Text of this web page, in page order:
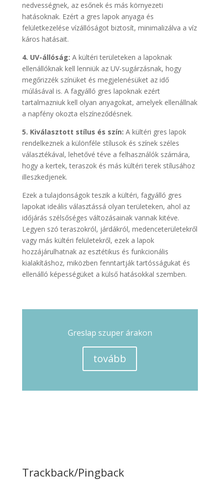
nedvességnek, az esőnek és más környezeti
hatásoknak. Ezért a gres lapok anyaga és
felületkezelése vízállóságot biztosít, minimalizálva a víz
káros hatásait.
4. UV-állóság: A kültéri területeken a lapoknak
ellenállóknak kell lenniük az UV-sugárzásnak, hogy
megőrizzék színüket és megjelenésüket az idő
múlásával is. A fagyálló gres lapoknak ezért
tartalmazniuk kell olyan anyagokat, amelyek ellenállnak
a napfény okozta elszíneződésnek.
5. Kiválasztott stílus és szín: A kültéri gres lapok
rendelkeznek a különféle stílusok és színek széles
választékával, lehetővé téve a felhasználók számára,
hogy a kertek, teraszok és más kültéri terek stílusához
illeszkedjenek.
Ezek a tulajdonságok teszik a kültéri, fagyálló gres
lapokat ideális választássá olyan területeken, ahol az
időjárás szélsőséges változásainak vannak kitéve.
Legyen szó teraszokról, járdákról, medenceterületekről
vagy más kültéri felületekről, ezek a lapok
hozzájárulhatnak az esztétikus és funkcionális
kialakításhoz, miközben fenntartják tartósságukat és
ellenálló képességüket a külső hatásokkal szemben.
Greslap szuper árakon
tovább
Trackback/Pingback